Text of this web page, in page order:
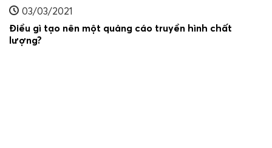
03/03/2021
Điều gì tạo nên một quảng cáo truyền hình chất
lượng?